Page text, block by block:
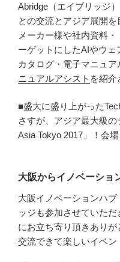
Abridge（エイブリッジ
との交流とアジア展開
メーカー様や社内資料
ーゲットにしたAIやウ
カタログ・電子マニュア
ニュアルアシスト を紹介
■盛大に盛り上がった
さすが、アジア最大級
Asia Tokyo 2017」！会
大阪からイノベーショ
大阪イノベーションハ
ッジも参加させていた
にお立ち寄り頂きあり
交流できて楽しいイベン